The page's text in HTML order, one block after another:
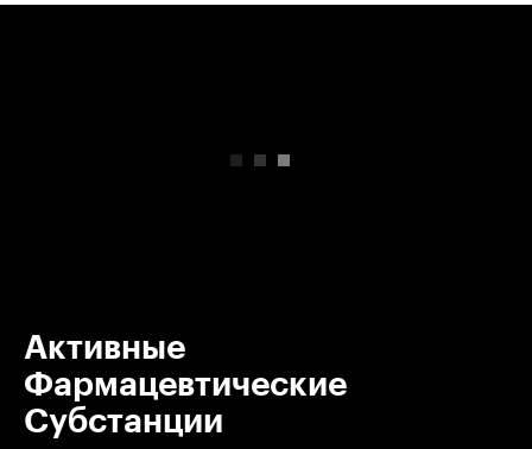
Активные
Фармацевтические
Субстанции